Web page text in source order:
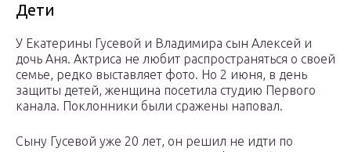
Дети
У Екатерины Гусевой и Владимира сын Алексей и
дочь Аня. Актриса не любит распространяться о своей
семье, редко выставляет фото. Но 2 июня, в день
защиты детей, женщина посетила студию Первого
канала. Поклонники были сражены наповал.
Сыну Гусевой уже 20 лет, он решил не идти по